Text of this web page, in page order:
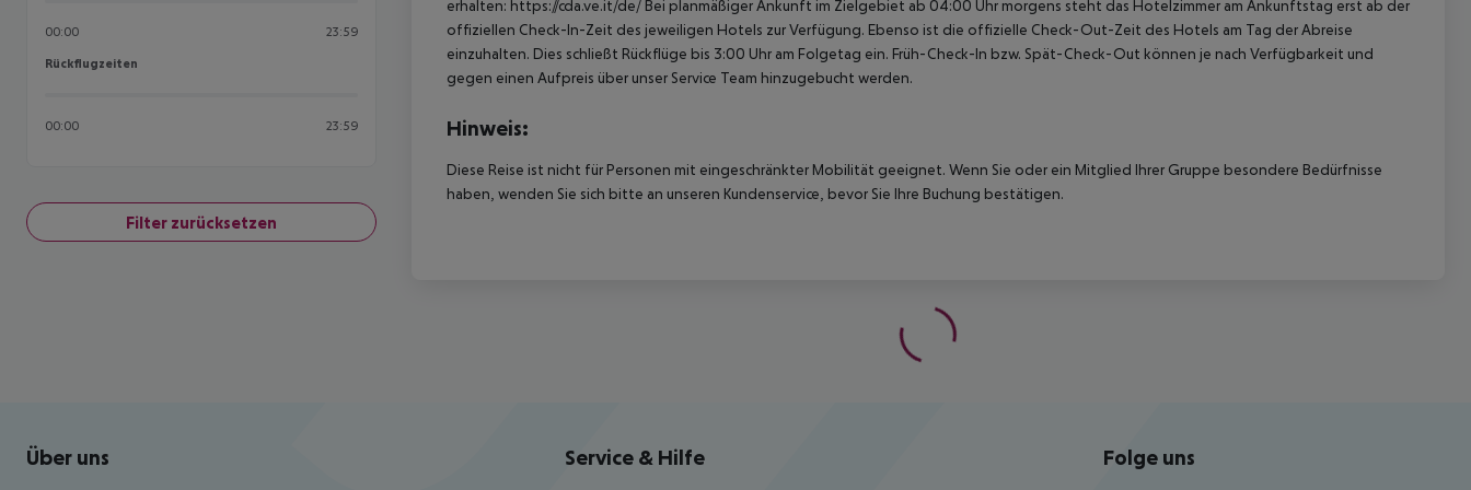
00:00 23:59
Rückflugzeiten
Rückflugzeiten
00:00 23:59
Filter zurücksetzen
erhalten: https://cda.ve.it/de/ Bei planmäßiger Ankunft im Zielgebiet ab 04:00 Uhr morgens steht das Hotelzimmer am Ankunftstag erst ab der
offiziellen Check-In-Zeit des jeweiligen Hotels zur Verfügung. Ebenso ist die offizielle Check-Out-Zeit des Hotels am Tag der Abreise
einzuhalten. Dies schließt Rückflüge bis 3:00 Uhr am Folgetag ein. Früh-Check-In bzw. Spät-Check-Out können je nach Verfügbarkeit und
gegen einen Aufpreis über unser Service Team hinzugebucht werden.
Hinweis:
Diese Reise ist nicht für Personen mit eingeschränkter Mobilität geeignet. Wenn Sie oder ein Mitglied Ihrer Gruppe besondere Bedürfnisse
haben, wenden Sie sich bitte an unseren Kundenservice, bevor Sie Ihre Buchung bestätigen.
Footer navigation
Über uns Service & Hilfe Folge uns